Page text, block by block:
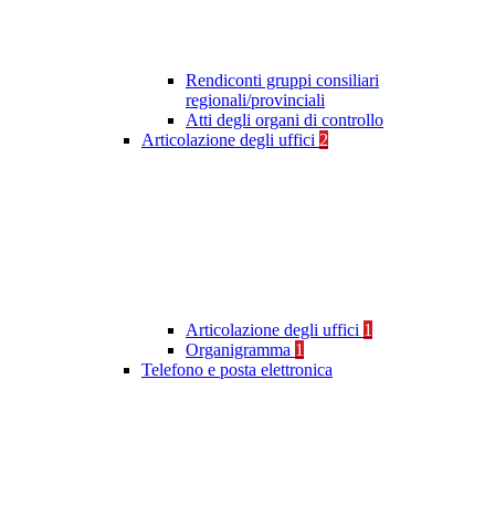
Rendiconti gruppi consiliari
regionali/provinciali
Atti degli organi di controllo
Articolazione degli uffici 2
Articolazione degli uffici 1
Organigramma 1
Telefono e posta elettronica